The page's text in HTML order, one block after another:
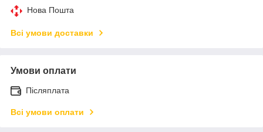
Нова Пошта
Всі умови доставки
Умови оплати
Післяплата
Всі умови оплати